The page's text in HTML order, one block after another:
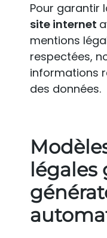
Pour garantir
site internet
mentions
respectées,
informations
des données.
légales